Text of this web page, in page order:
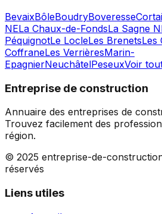
BevaixBôleBoudryBoveresse
NELa Chaux-de-FondsLa Sagne
PéquignotLe LocleLes BrenetsLes
CoffraneLes VerrièresMarin-
EpagnierNeuchâtelPeseuxVoir
Entreprise de construction
Annuaire des entreprises de
Trouvez facilement des
région.
© 2025 entreprise-de-
réservés
Liens utiles